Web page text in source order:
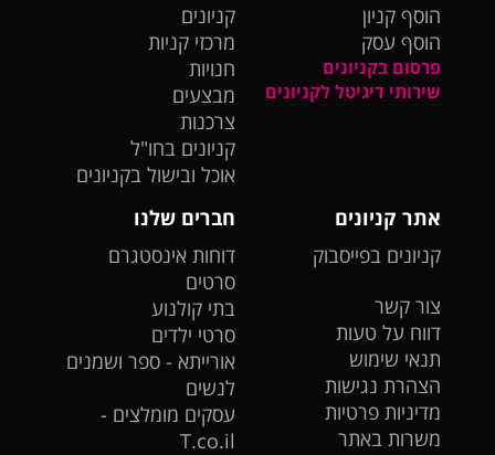
הוסף קניון
הוסף עסק
פרסום בקניונים
שירותי דיגיטל לקניונים
קניונים
מרכזי קניות
חנויות
מבצעים
צרכנות
קניונים בחו"ל
אוכל ובישול בקניונים
אתר קניונים
קניונים בפייסבוק
צור קשר
דווח על טעות
תנאי שימוש
הצהרת נגישות
מדיניות פרטיות
משרות באתר
חברים שלנו
דוחות אינסטגרם
סרטים
בתי קולנוע
סרטי ילדים
אורייתא - ספר ושמנים
לנשים
עסקים מומלצים -
T.co.il